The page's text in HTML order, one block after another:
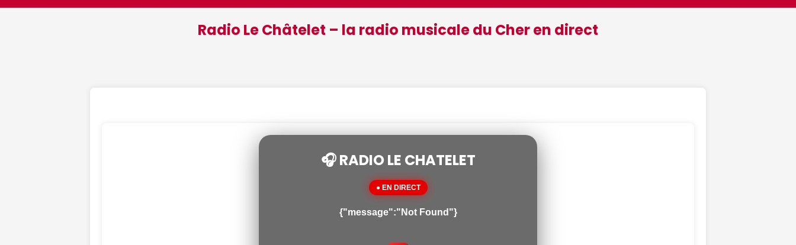
Radio Le Châtelet – la radio musicale du Cher en direct
🎧 RADIO LE CHATELET
● EN DIRECT
{"message":"Not Found"}